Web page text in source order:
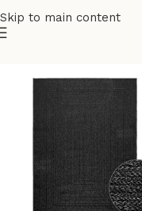
Skip to main content